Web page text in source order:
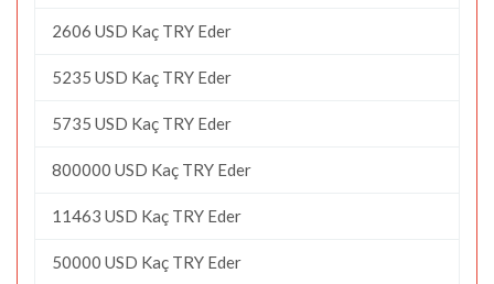
2606 USD Kaç TRY Eder
5235 USD Kaç TRY Eder
5735 USD Kaç TRY Eder
800000 USD Kaç TRY Eder
11463 USD Kaç TRY Eder
50000 USD Kaç TRY Eder